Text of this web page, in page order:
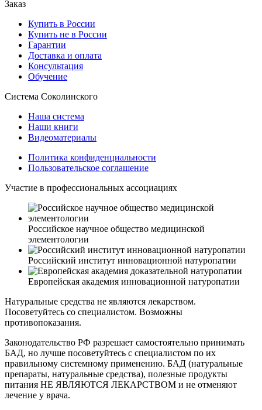
Заказ
Купить в России
Купить не в России
Гарантии
Доставка и оплата
Консультация
Обучение
Система Соколинского
Наша система
Наши книги
Видеоматериалы
Политика конфиденциальности
Пользовательское соглашение
Участие в профессиональных ассоциациях
Российское научное общество медицинской
элементологии
Российский институт инновационной натуропатии
Европейская академия инновационной натуропатии
Натуральные средства не являются лекарством.
Посоветуйтесь со специалистом. Возможны
противопоказания.
Законодательство РФ разрешает самостоятельно принимать
БАД, но лучше посоветуйтесь с специалистом по их
правильному системному применению. БАД (натуральные
препараты, натуральные средства), полезные продукты
питания НЕ ЯВЛЯЮТСЯ ЛЕКАРСТВОМ и не отменяют
лечение у врача.